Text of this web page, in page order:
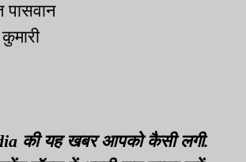
पासवान
की यह खबर आपको कैसी लगी.